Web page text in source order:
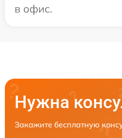
в офис.
Нужна
Закажите бесплатную